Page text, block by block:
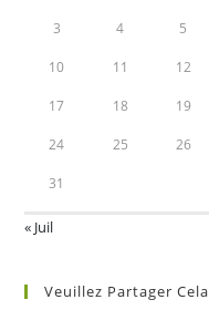
3 4 5
10 11 12
17 18 19
24 25 26
31
« Juil
Veuillez Partager Cela